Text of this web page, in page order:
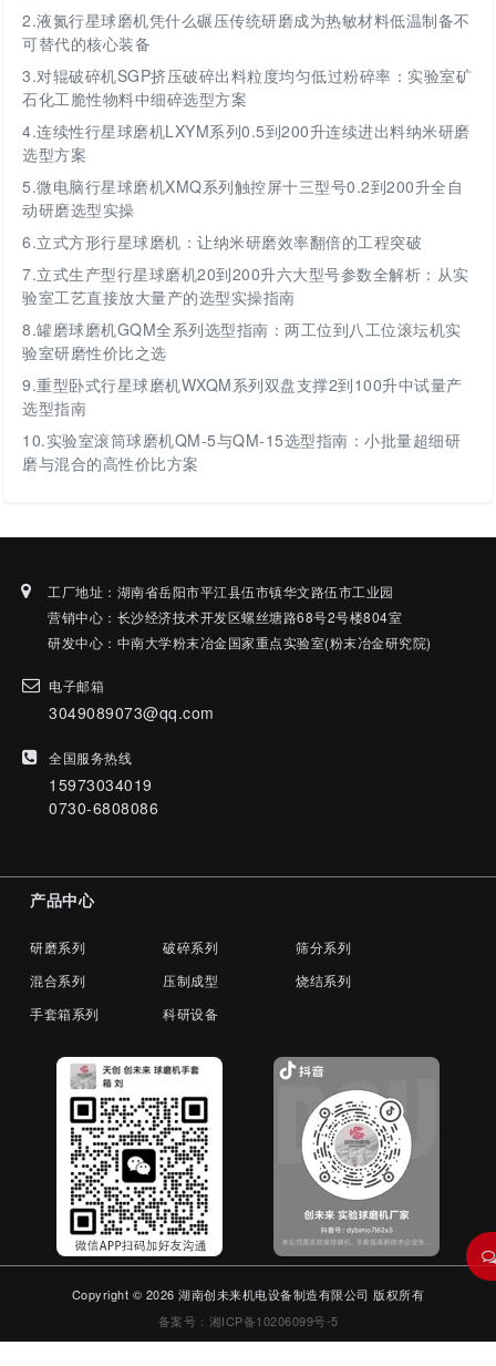
2.液氮行星球磨机凭什么碾压传统研磨成为热敏材料低温制备不
可替代的核心装备
3.对辊破碎机SGP挤压破碎出料粒度均匀低过粉碎率：实验室矿
石化工脆性物料中细碎选型方案
4.连续性行星球磨机LXYM系列0.5到200升连续进出料纳米研磨
选型方案
5.微电脑行星球磨机XMQ系列触控屏十三型号0.2到200升全自
动研磨选型实操
6.立式方形行星球磨机：让纳米研磨效率翻倍的工程突破
7.立式生产型行星球磨机20到200升六大型号参数全解析：从实
验室工艺直接放大量产的选型实操指南
8.罐磨球磨机GQM全系列选型指南：两工位到八工位滚坛机实
验室研磨性价比之选
9.重型卧式行星球磨机WXQM系列双盘支撑2到100升中试量产
选型指南
10.实验室滚筒球磨机QM-5与QM-15选型指南：小批量超细研
磨与混合的高性价比方案
工厂地址：湖南省岳阳市平江县伍市镇华文路伍市工业园
营销中心：长沙经济技术开发区螺丝塘路68号2号楼804室
研发中心：中南大学粉末冶金国家重点实验室(粉末冶金研究院)
电子邮箱
3049089073@qq.com
全国服务热线
15973034019
0730-6808086
产品中心
研磨系列 破碎系列
筛分系列
混合系列
压制成型
烧结系列
手套箱系列
科研设备
Copyright © 2026 湖南创未来机电设备制造有限公司 版权所有
备案号：湘ICP备10206099号-5